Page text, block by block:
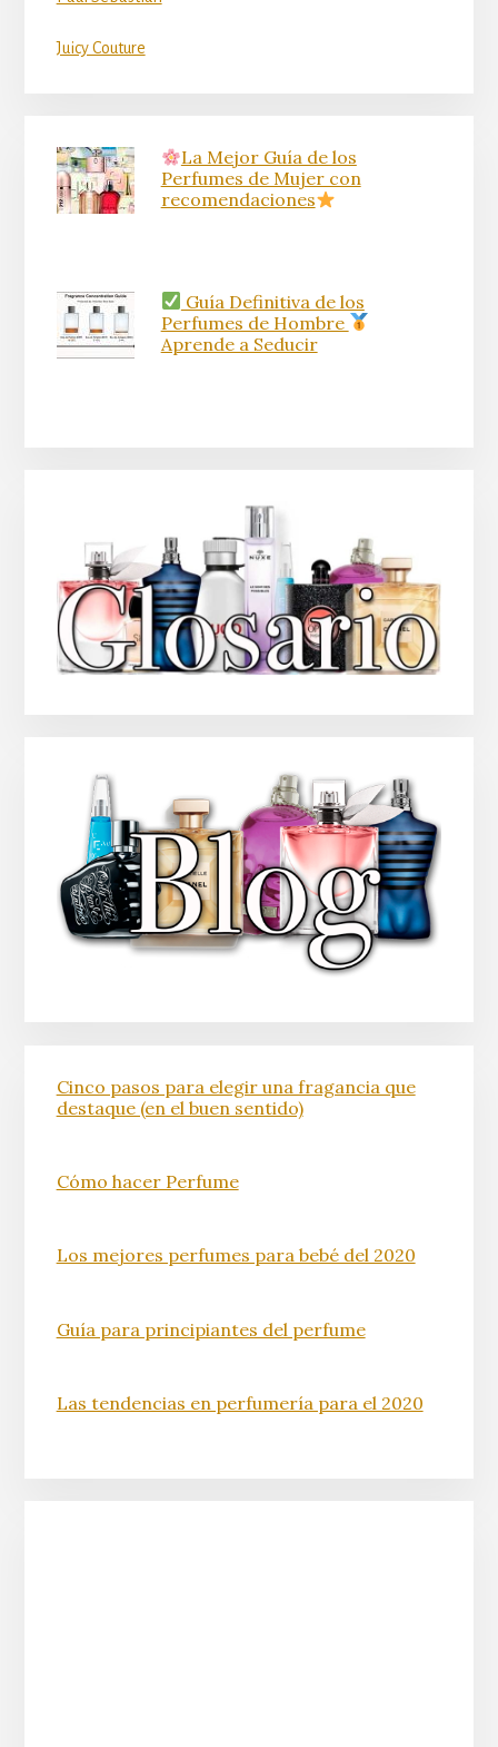
Juicy Couture
La Mejor Guía de los
Perfumes de Mujer con
recomendaciones
Guía Definitiva de los
Perfumes de Hombre
Aprende a Seducir
Cinco pasos para elegir una fragancia que
destaque (en el buen sentido)
Cómo hacer Perfume
Los mejores perfumes para bebé del 2020
Guía para principiantes del perfume
Las tendencias en perfumería para el 2020